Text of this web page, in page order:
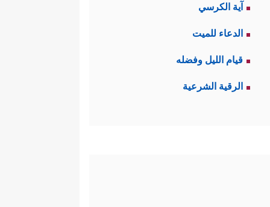
آية الكرسي
الدعاء للميت
قيام الليل وفضله
الرقية الشرعية